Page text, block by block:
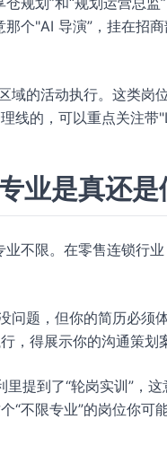
个"AI 导演”，挂在招
域的活动执行。这类
线的，可以重点关注带
业是真还是
不限。在零售连锁行
问题，但你的简历必须
，得展示你的沟通策划
里提到了“轮岗实训”，
不限专业”的岗位你可